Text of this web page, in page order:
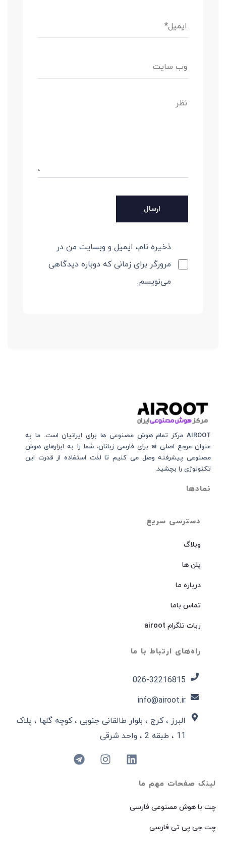
ذخیره نام، ایمیل و وبسایت من در
مرورگر برای زمانی که دوباره دیدگاهی
می‌نویسم.
لینک صفحات مهم ما
چت با هوش مصنوعی فارسی
چت جی پی تی فارسی
دسترسی سریع
وبلاگ
پلن ها
درباره ما
تماس باما
ربات تلگرام airoot
راه‌های ارتباط با ما
026-32216815​
info@airoot.ir
البرز ، کرج ، بلوار طالقانی جنوبی ، کوچه گلها ، پلاک
11 ، طبقه 2 ، واحد شرقی
AIROOT مرکز تمام هوش مصنوعی‌‌‌ ها برای ایرانیان است. ما به
عنوان مرجع اصلی ai برای فارسی زبانان، شما را به ابزارهای هوش
مصنوعی پیشرفته وصل می کنیم تا لذت استفاده از قدرت این
تکنولوژی را بچشید.
نمادها